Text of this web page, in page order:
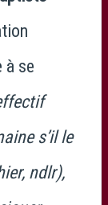
à se
s’il le
ndlr),